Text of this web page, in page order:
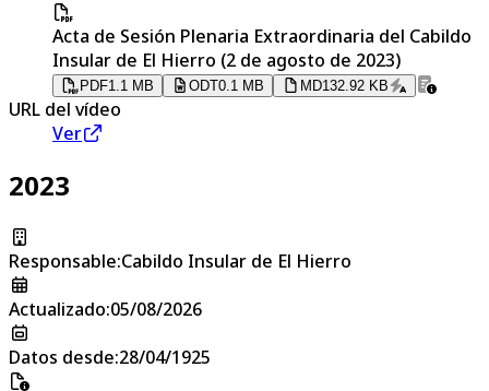
Acta de Sesión Plenaria Extraordinaria del Cabildo
Insular de El Hierro (2 de agosto de 2023)
PDF1.1 MB ODT0.1 MB MD132.92 KB
URL del vídeo
Ver
2023
Responsable:Cabildo Insular de El Hierro
Actualizado:05/08/2026
Datos desde:28/04/1925